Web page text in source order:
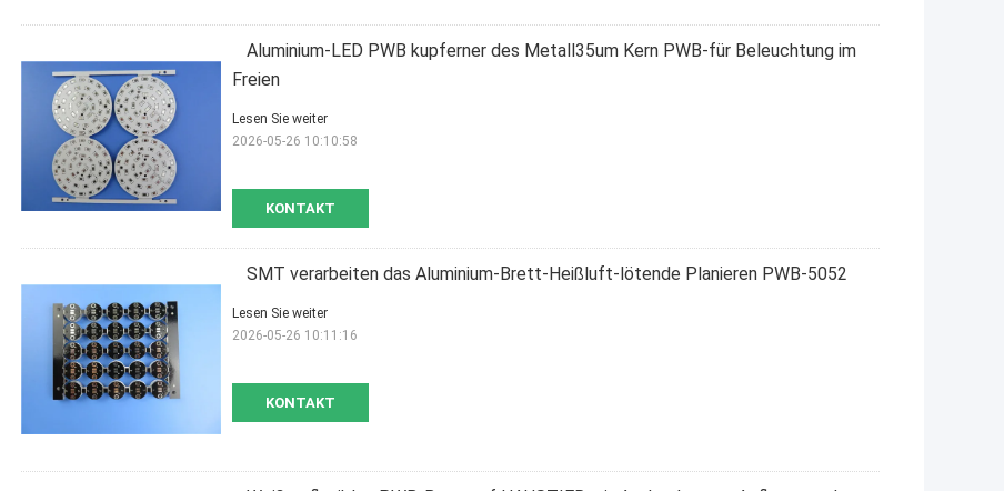
Aluminium-LED PWB kupferner des Metall35um Kern PWB-für Beleuchtung im
Freien
KONTAKT
Lesen Sie weiter
2026-05-26 10:10:58
SMT verarbeiten das Aluminium-Brett-Heißluft-lötende Planieren PWB-5052
KONTAKT
Lesen Sie weiter
2026-05-26 10:11:16